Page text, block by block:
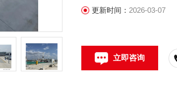
更新时间： 2026-03-07
立即咨询